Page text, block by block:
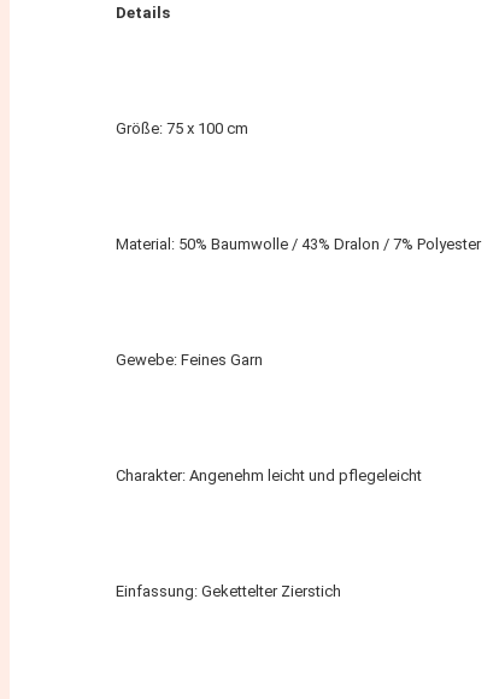
Details
Größe: 75 x 100 cm
Material: 50% Baumwolle / 43% Dralon / 7% Polyester
Gewebe: Feines Garn
Charakter: Angenehm leicht und pflegeleicht
Einfassung: Gekettelter Zierstich